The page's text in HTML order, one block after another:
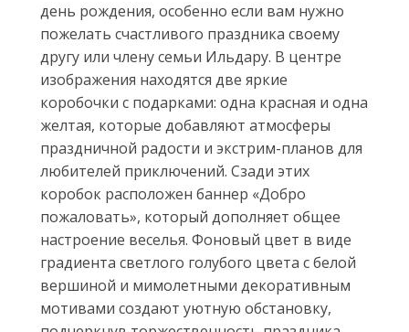
день рождения, особенно если вам нужно
пожелать счастливого праздника своему
другу или члену семьи Ильдару. В центре
изображения находятся две яркие
коробочки с подарками: одна красная и одна
желтая, которые добавляют атмосферы
праздничной радости и экстрим-планов для
любителей приключений. Сзади этих
коробок расположен баннер «Добро
пожаловать», который дополняет общее
настроение веселья. Фоновый цвет в виде
градиента светлого голубого цвета с белой
вершиной и мимолетными декоративным
мотивами создают уютную обстановку,